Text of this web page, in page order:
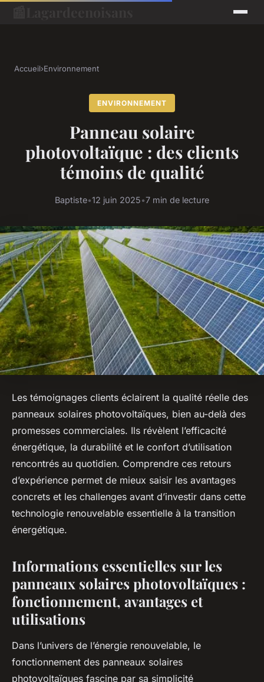
Accueil›Environnement
ENVIRONNEMENT
Panneau solaire
photovoltaïque : des clients
témoins de qualité
Baptiste•12 juin 2025•7 min de lecture
Les témoignages clients éclairent la qualité réelle des
panneaux solaires photovoltaïques, bien au-delà des
promesses commerciales. Ils révèlent l’efficacité
énergétique, la durabilité et le confort d’utilisation
rencontrés au quotidien. Comprendre ces retours
d’expérience permet de mieux saisir les avantages
concrets et les challenges avant d’investir dans cette
technologie renouvelable essentielle à la transition
énergétique.
Informations essentielles sur les
panneaux solaires photovoltaïques :
fonctionnement, avantages et
utilisations
Dans l’univers de l’énergie renouvelable, le
fonctionnement des panneaux solaires
photovoltaïques fascine par sa simplicité